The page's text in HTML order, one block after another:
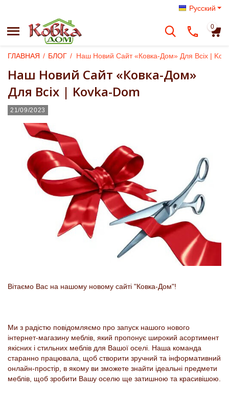
Русский
0
ГЛАВНАЯ / БЛОГ / Наш Новий Сайт «Ковка-Дом» Для Всіх |
Наш Новий Сайт «Ковка-Дом»
Для Всіх | Kovka-Dom
21/09/2023
Вітаємо Вас на нашому новому сайті "Ковка-Дом"!
Ми з радістю повідомляємо про запуск нашого нового
інтернет-магазину меблів, який пропонує широкий асортимент
якісних і стильних меблів для Вашої оселі. Наша команда
старанно працювала, щоб створити зручний та інформативний
онлайн-простір, в якому ви зможете знайти ідеальні предмети
меблів, щоб зробити Вашу оселю ще затишною та красивішою.